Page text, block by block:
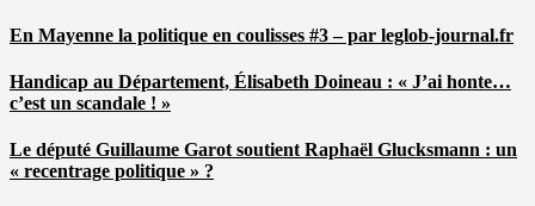
En Mayenne la politique en coulisses #3 – par leglob-journal.fr
Handicap au Département, Élisabeth Doineau : « J’ai honte…
c’est un scandale ! »
Le député Guillaume Garot soutient Raphaël Glucksmann : un
« recentrage politique » ?